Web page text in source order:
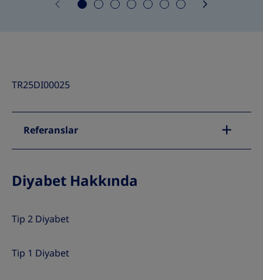
TR25DI00025
Referanslar
Diyabet Hakkında
Tip 2 Diyabet
Tip 1 Diyabet